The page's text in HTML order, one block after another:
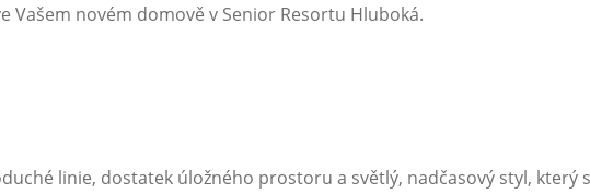
Vašem novém domově v Senior Resortu Hluboká.
linie, dostatek úložného prostoru a světlý, nadčasový styl, který